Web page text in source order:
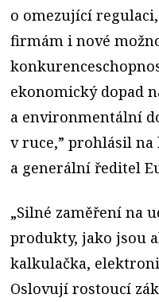
o omezující
firmám i nové
ekonomický dopad
a environmentální
v ruce,” prohlásil
a generální ředitel
„Silné zaměření na
produkty, jako jsou
kalkulačka,
Oslovují rostoucí